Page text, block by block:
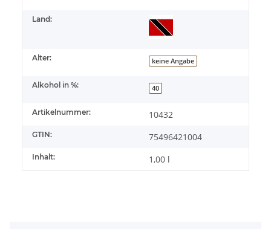
Land:
Alter: keine Angabe
Alkohol in %: 40
Artikelnummer: 10432
GTIN: 75496421004
Inhalt: 1,00 l